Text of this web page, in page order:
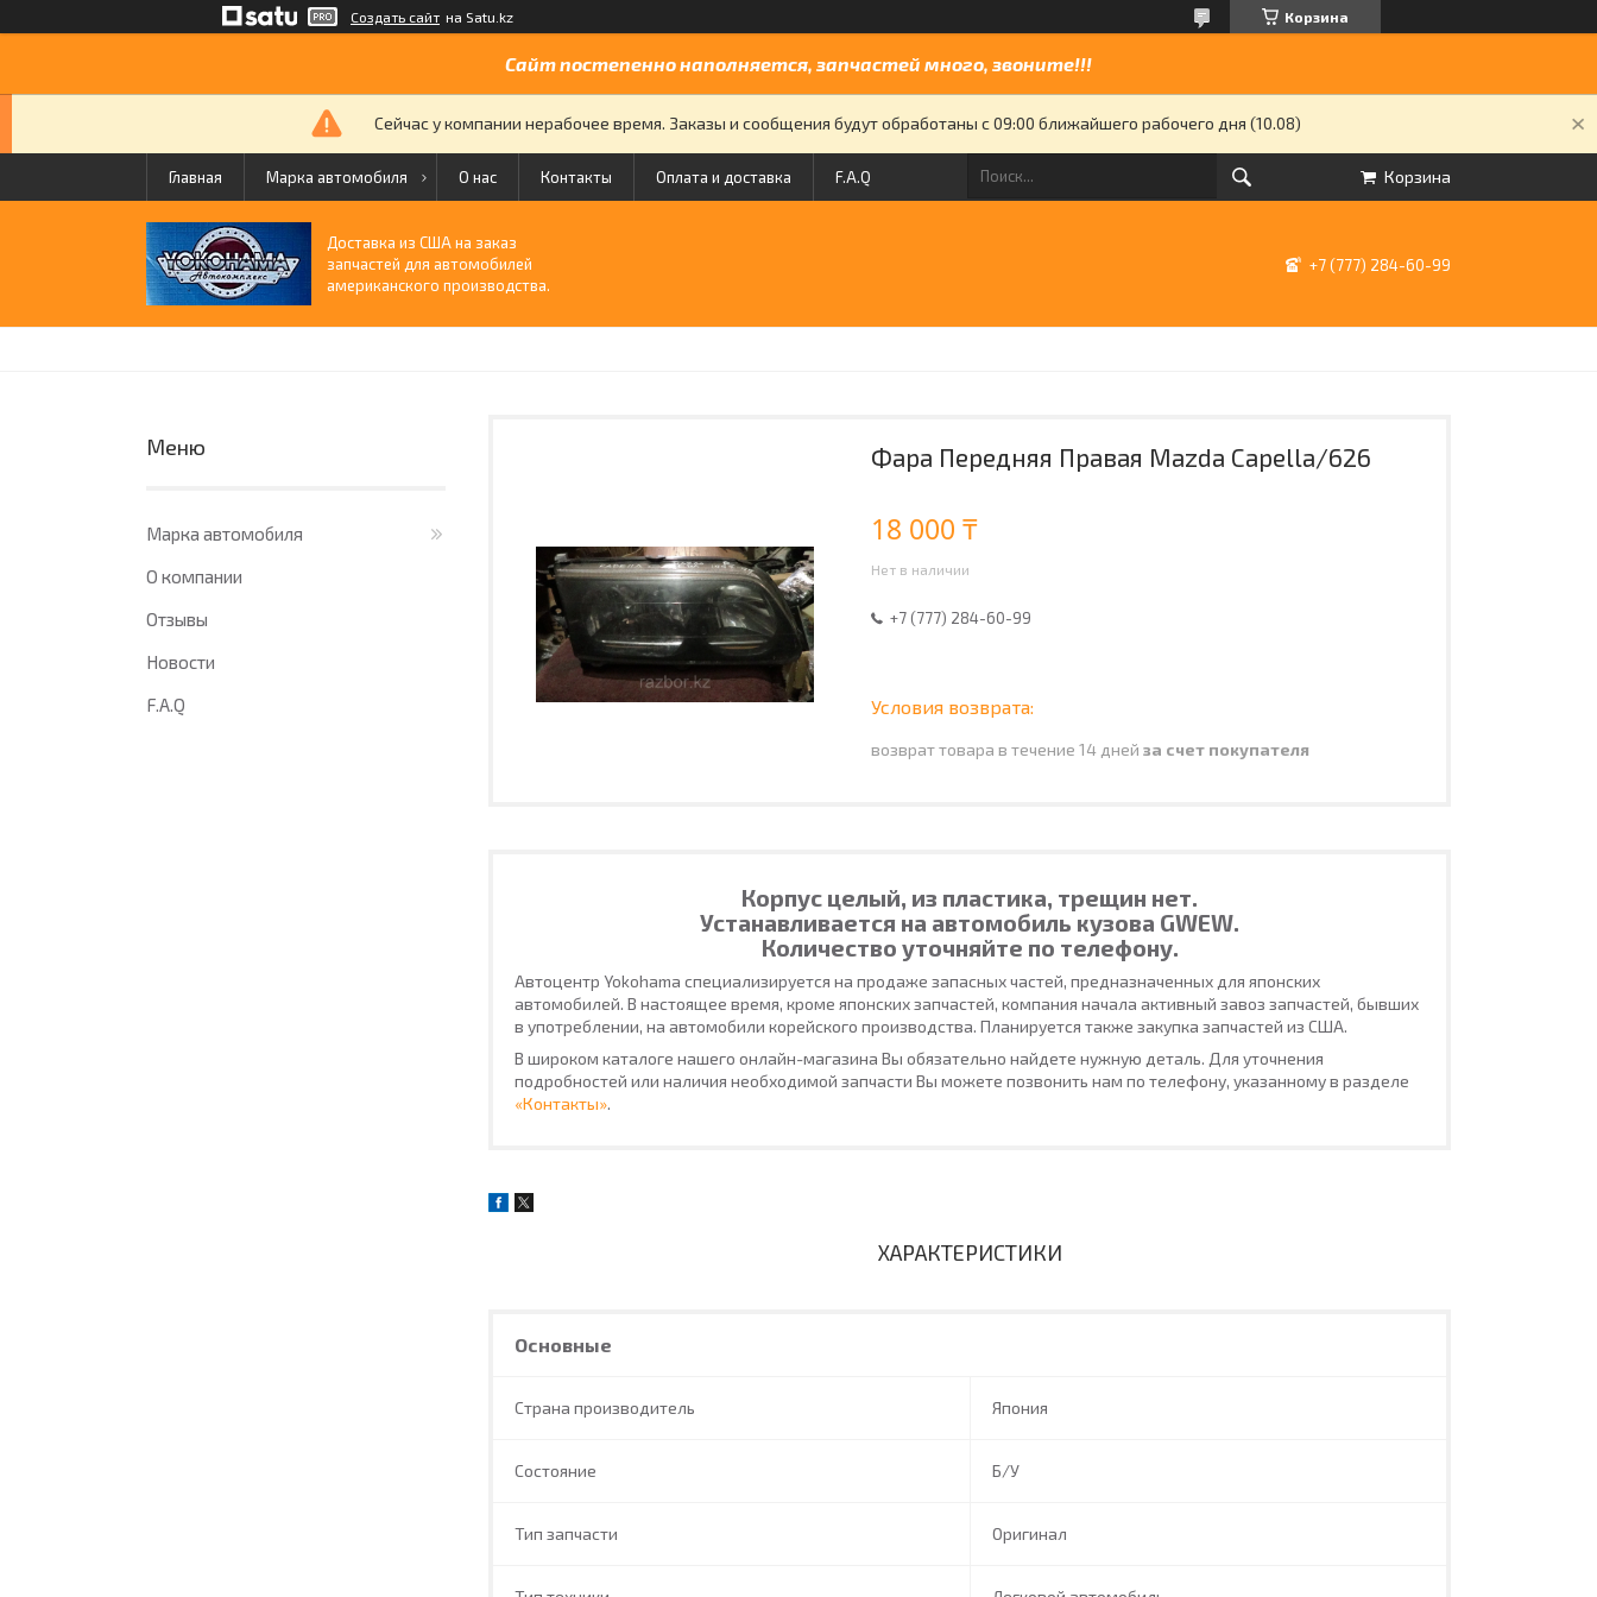
Создать сайт на Satu.kz Корзина
Сайт постепенно наполняется, запчастей много, звоните!!!
Сейчас у компании нерабочее время. Заказы и сообщения будут обработаны с 09:00 ближайшего рабочего дня (10.08)
Главная Марка автомобиля О нас Контакты Оплата и доставка F.A.Q Корзина
Доставка из США на заказ
запчастей для автомобилей
американского производства.
+7 (777) 284-60-99
Фара Передняя Правая Mazda Capella/626
18 000 ₸
Нет в наличии
+7 (777) 284-60-99
возврат товара в течение 14 дней за счет покупателя
Корпус целый, из пластика, трещин нет.
Устанавливается на автомобиль кузова GWEW.
Количество уточняйте по телефону.
Автоцентр Yokohama специализируется на продаже запасных частей, предназначенных для японских
автомобилей. В настоящее время, кроме японских запчастей, компания начала активный завоз запчастей, бывших
в употреблении, на автомобили корейского производства. Планируется также закупка запчастей из США.
В широком каталоге нашего онлайн-магазина Вы обязательно найдете нужную деталь. Для уточнения
подробностей или наличия необходимой запчасти Вы можете позвонить нам по телефону, указанному в разделе
«Контакты».
ХАРАКТЕРИСТИКИ
Основные
Страна производитель Япония
Состояние Б/У
Тип запчасти Оригинал
Марка автомобиля
О компании
Отзывы
Новости
F.A.Q